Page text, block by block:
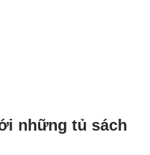
những tủ sách